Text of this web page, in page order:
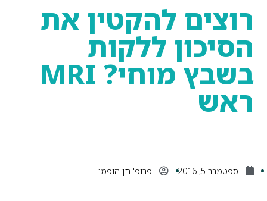
רוצים להקטין את
הסיכון ללקות
בשבץ מוחי? MRI
ראש
ספטמבר 5, 2016 פרופ' חן הופמן